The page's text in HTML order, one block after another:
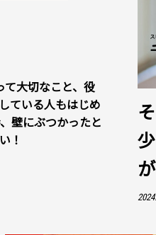
て大切なこと、役
ている人もはじめ
壁にぶつかったと
！